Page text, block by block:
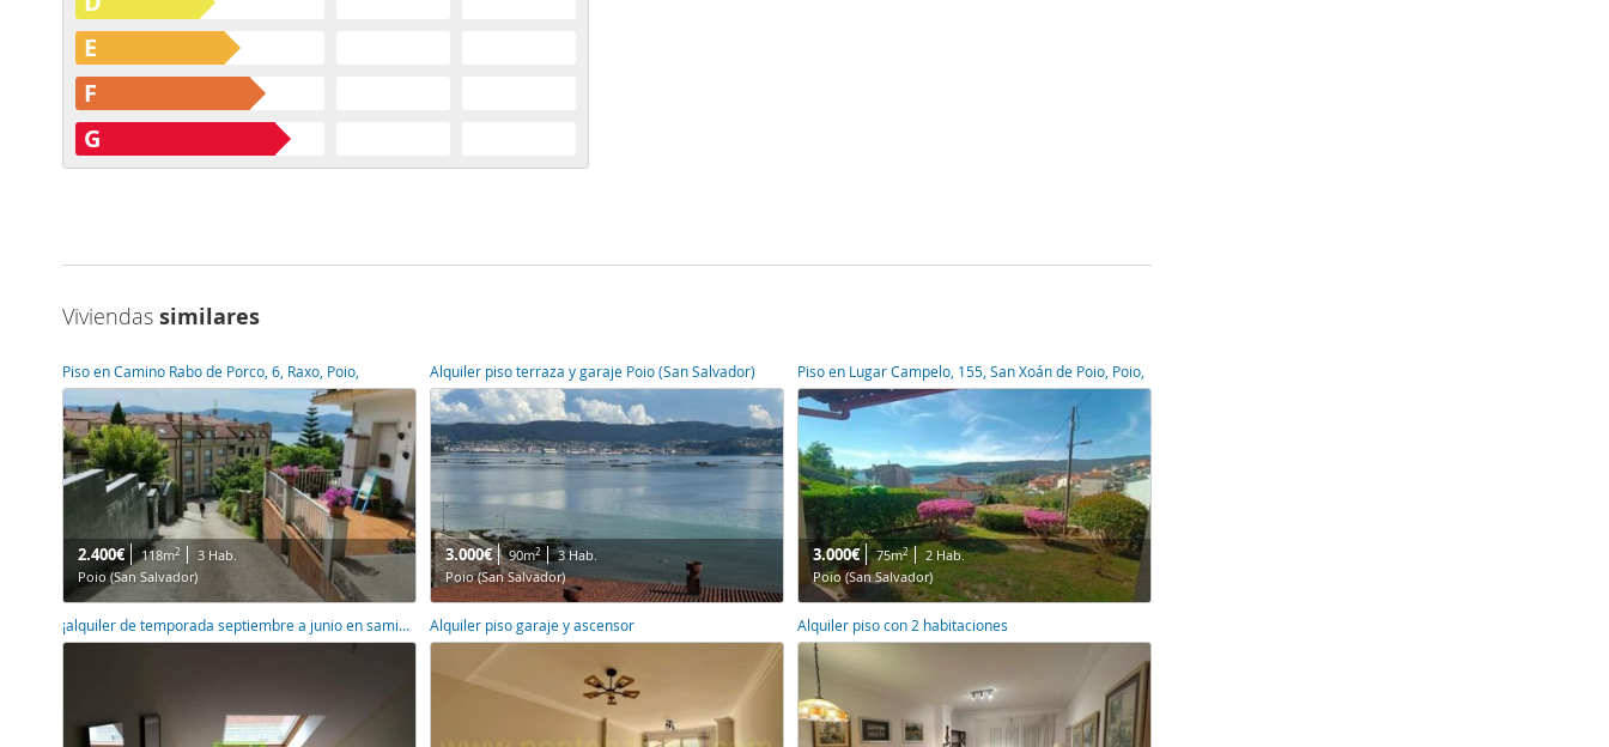
E
F
G
Viviendas similares
Piso en Camino Rabo de Porco, 6, Raxo, Poio,
2.400€ 118m2
3 Hab.
Poio (San Salvador)
Alquiler piso terraza y garaje Poio (San Salvador)
3.000€ 90m2
3 Hab.
Poio (San Salvador)
Piso en Lugar Campelo, 155, San Xoán de Poio, Poio,
3.000€ 75m2
2 Hab.
Poio (San Salvador)
¡alquiler de temporada septiembre a junio en samieira! Disfruta de un ático soñado Alquiler piso garaje y ascensor Alquiler piso con 2 habitaciones